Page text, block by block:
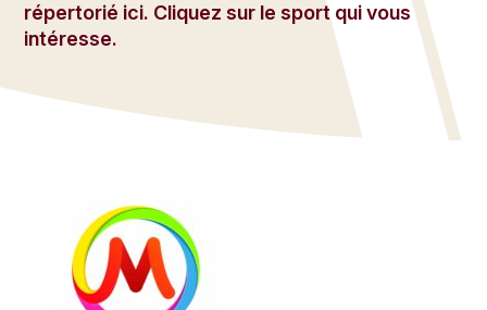
répertorié ici. Cliquez sur le sport qui vous
intéresse.